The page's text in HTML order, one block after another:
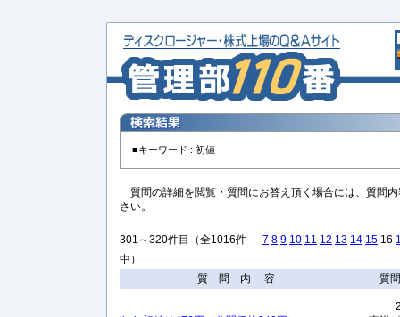
■キーワード : 初値
質問の詳細を閲覧・質問にお答え頂く場合には、質問
さい。
301～320件目（全1016件
中）
7 8 9 10 11 12 13 14 15 16
質 問 内 容 質